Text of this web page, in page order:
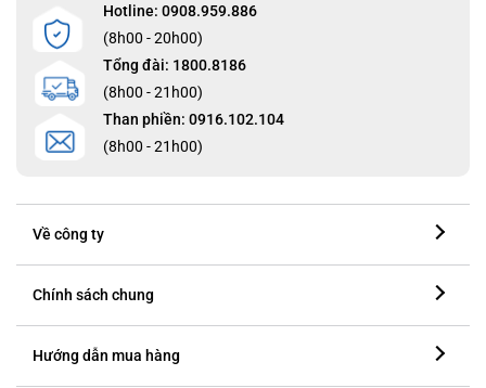
Hotline: 0908.959.886
(8h00 - 20h00)
Tổng đài: 1800.8186
(8h00 - 21h00)
Than phiền: 0916.102.104
(8h00 - 21h00)
Về công ty
Chính sách chung
Hướng dẫn mua hàng